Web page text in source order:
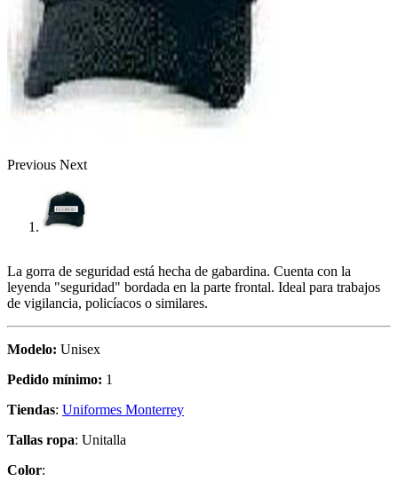
Previous Next
La gorra de seguridad está hecha de gabardina. Cuenta con la
leyenda "seguridad" bordada en la parte frontal. Ideal para trabajos
de vigilancia, policíacos o similares.
Modelo: Unisex
Pedido mínimo: 1
Tiendas: Uniformes Monterrey
Tallas ropa: Unitalla
Color: